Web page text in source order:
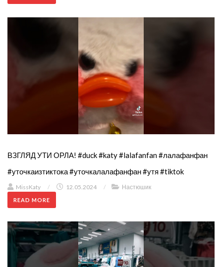
ВЗГЛЯД УТИ ОРЛА! #duck #katy #lalafanfan #лалафанфан
#уточкаизтиктока #уточкалалафанфан #утя #tiktok
MissKaty / 12.05.2024 / Настюшик
READ MORE